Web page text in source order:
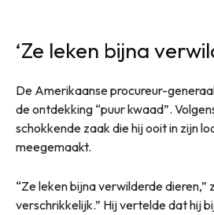
‘Ze leken bijna
De Amerikaanse procureur-
de ontdekking “puur kwaad”.
schokkende zaak die hij ooit in zijn
meegemaakt.
“Ze leken bijna verwilderde dieren,”
verschrikkelijk.” Hij vertelde dat hij